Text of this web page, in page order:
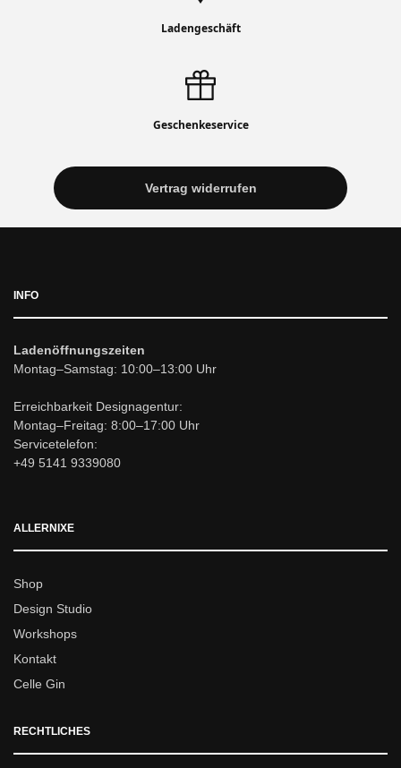
Ladengeschäft
Geschenkeservice
Vertrag widerrufen
INFO
Ladenöffnungszeiten
Montag–Samstag: 10:00–13:00 Uhr
Erreichbarkeit Designagentur:
Montag–Freitag: 8:00–17:00 Uhr
Servicetelefon:
+49 5141 9339080
ALLERNIXE
Shop
Design Studio
Workshops
Kontakt
Celle Gin
RECHTLICHES